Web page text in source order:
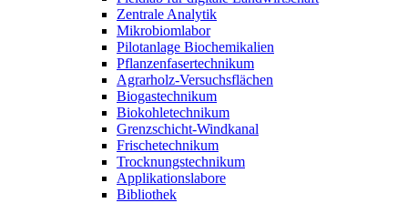
Zentrale Analytik
Mikrobiomlabor
Pilotanlage Biochemikalien
Pflanzenfasertechnikum
Agrarholz-Versuchsflächen
Biogastechnikum
Biokohletechnikum
Grenzschicht-Windkanal
Frischetechnikum
Trocknungstechnikum
Applikationslabore
Bibliothek